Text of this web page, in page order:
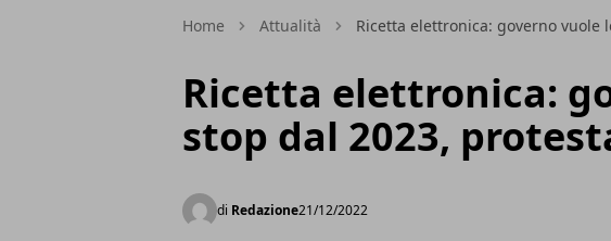
Home Attualità Ricetta elettronica: governo vuole
Ricetta elettronica:
stop dal 2023,
di Redazione21/12/2022